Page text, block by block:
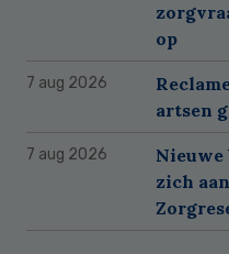
op
7 aug 2026
artsen
7 aug 2026
Nieuwe
zich